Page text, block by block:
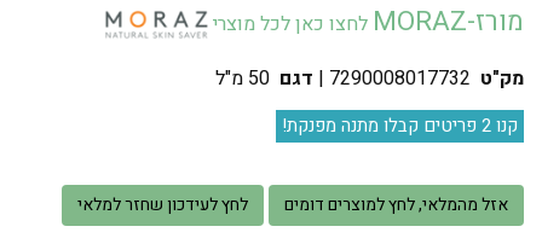
מורז-MORAZ
לחצו כאן לכל מוצרי
מק"ט 7290008017732
| דגם 50 מ"ל
קנו 2 פריטים קבלו מתנה מפנקת!
אזל מהמלאי, לחץ למוצרים דומים לחץ לעידכון שחזר למלאי